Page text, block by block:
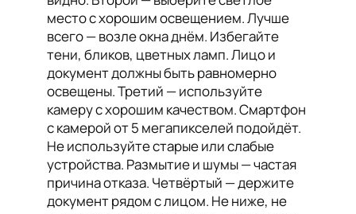
место с хорошим освещением. Лучше
всего — возле окна днём. Избегайте
тени, бликов, цветных ламп. Лицо и
документ должны быть равномерно
освещены. Третий — используйте
камеру с хорошим качеством. Смартфон
с камерой от 5 мегапикселей подойдёт.
Не используйте старые или слабые
устройства. Размытие и шумы — частая
причина отказа. Четвёртый — держите
документ рядом с лицом. Не ниже, не